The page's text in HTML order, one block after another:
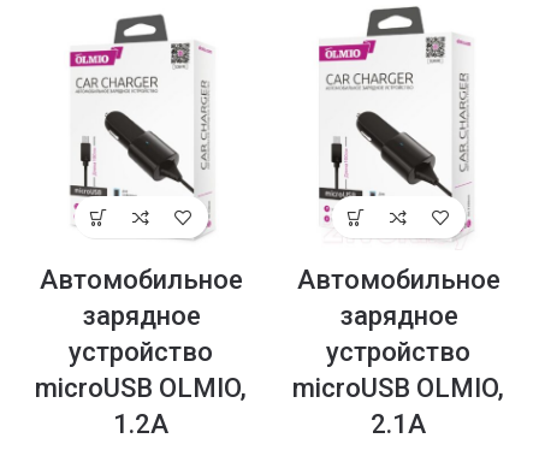
Автомобильное
зарядное
устройство
microUSB OLMIO,
1.2A
Автомобильное
зарядное
устройство
microUSB OLMIO,
2.1A